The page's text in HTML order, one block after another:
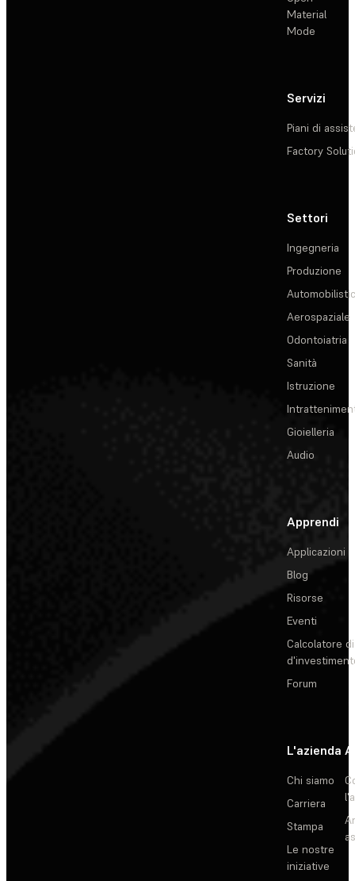
Material
Mode
Servizi
Piani di
Factory
Settori
Ingegneria
Produzione
Aerospaziale
Odontoiatria
Sanità
Istruzione
Gioielleria
Audio
Apprendi
Applicazioni
Blog
Risorse
Eventi
Calcolatore
Forum
L'azienda
Chi siamo
Carriera
Stampa
Le nostre
iniziative